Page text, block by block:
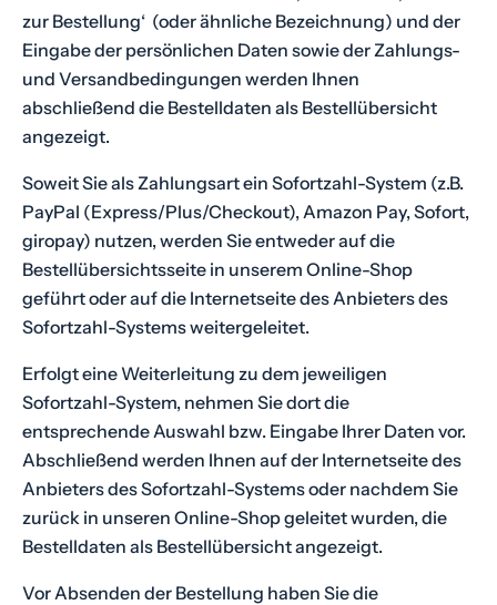
zur Bestellung‘ (oder ähnliche Bezeichnung) und der
Eingabe der persönlichen Daten sowie der Zahlungs-
und Versandbedingungen werden Ihnen
abschließend die Bestelldaten als Bestellübersicht
angezeigt.
Soweit Sie als Zahlungsart ein Sofortzahl-System (z.B.
PayPal (Express/Plus/Checkout), Amazon Pay, Sofort,
giropay) nutzen, werden Sie entweder auf die
Bestellübersichtsseite in unserem Online-Shop
geführt oder auf die Internetseite des Anbieters des
Sofortzahl-Systems weitergeleitet.
Erfolgt eine Weiterleitung zu dem jeweiligen
Sofortzahl-System, nehmen Sie dort die
entsprechende Auswahl bzw. Eingabe Ihrer Daten vor.
Abschließend werden Ihnen auf der Internetseite des
Anbieters des Sofortzahl-Systems oder nachdem Sie
zurück in unseren Online-Shop geleitet wurden, die
Bestelldaten als Bestellübersicht angezeigt.
Vor Absenden der Bestellung haben Sie die